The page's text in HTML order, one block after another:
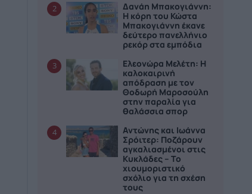
2
Δανάη Μπακογιάννη:
Η κόρη του Κώστα
Μπακογιάννη έκανε
δεύτερο πανελλήνιο
ρεκόρ στα εμπόδια
3
Ελεονώρα Μελέτη: Η
καλοκαιρινή
απόδραση με τον
Θοδωρή Μαροσούλη
στην παραλία για
θαλάσσια σπορ
4
Αντώνης και Ιωάννα
Σρόιτερ: Ποζάρουν
αγκαλιασμένοι στις
Κυκλάδες – Το
χιουμοριστικό
σχόλιο για τη σχέση
τους